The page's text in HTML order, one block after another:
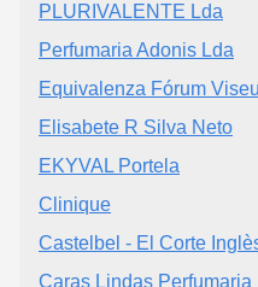
PLURIVALENTE Lda
Perfumaria Adonis Lda
Equivalenza Fórum Viseu
Elisabete R Silva Neto
EKYVAL Portela
Clinique
Castelbel - El Corte
Caras Lindas Perfumaria